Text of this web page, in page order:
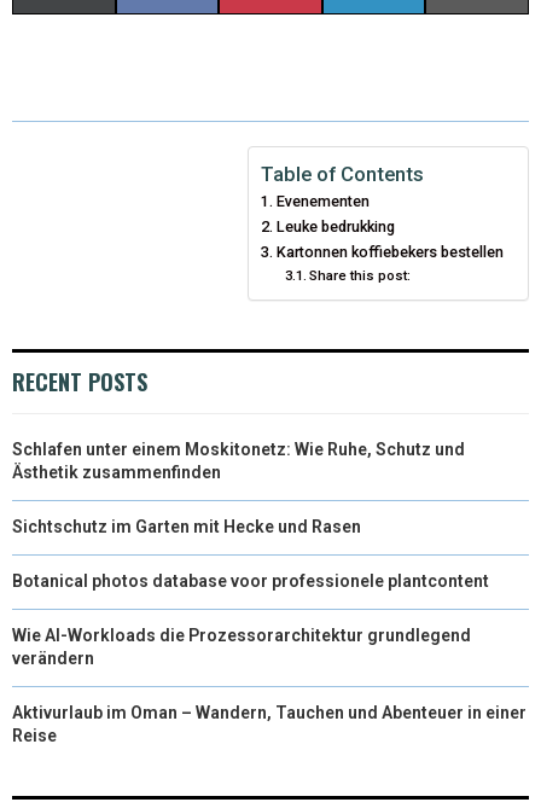
W E T
E
R
E
S
K
I
N
I
Table of Contents
Evenementen
Leuke bedrukking
Kartonnen koffiebekers bestellen
Share this post:
RECENT POSTS
Schlafen unter einem Moskitonetz: Wie Ruhe, Schutz und
Ästhetik zusammenfinden
Sichtschutz im Garten mit Hecke und Rasen
Botanical photos database voor professionele plantcontent
Wie AI-Workloads die Prozessorarchitektur grundlegend
verändern
Aktivurlaub im Oman – Wandern, Tauchen und Abenteuer in einer
Reise